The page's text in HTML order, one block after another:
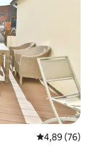
Évaluation
4,89 (76)